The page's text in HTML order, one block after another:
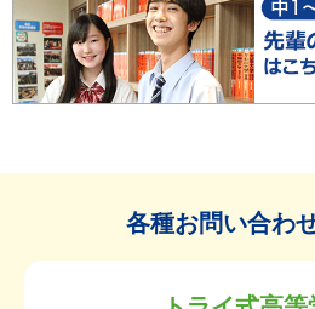
各種お問い合わ